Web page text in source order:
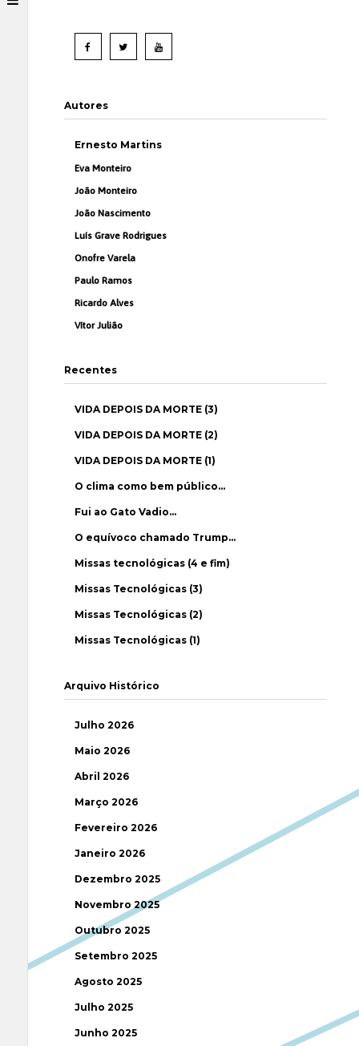
Autores
Ernesto Martins
Eva Monteiro
João Monteiro
João Nascimento
Luís Grave Rodrigues
Onofre Varela
Paulo Ramos
Ricardo Alves
Vítor Julião
Recentes
VIDA DEPOIS DA MORTE (3)
VIDA DEPOIS DA MORTE (2)
VIDA DEPOIS DA MORTE (1)
O clima como bem público…
Fui ao Gato Vadio…
O equívoco chamado Trump…
Missas tecnológicas (4 e fim)
Missas Tecnológicas (3)
Missas Tecnológicas (2)
Missas Tecnológicas (1)
Arquivo Histórico
Julho 2026
Maio 2026
Abril 2026
Março 2026
Fevereiro 2026
Janeiro 2026
Dezembro 2025
Novembro 2025
Outubro 2025
Setembro 2025
Agosto 2025
Julho 2025
Junho 2025